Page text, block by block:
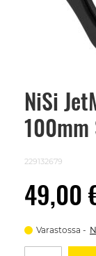
NiSi
100mm
229132679
49,00
Varastossa
Skip
images